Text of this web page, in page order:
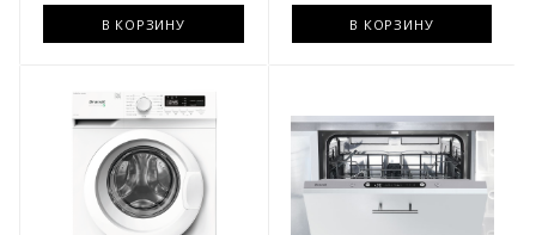
В КОРЗИНУ В КОРЗИНУ